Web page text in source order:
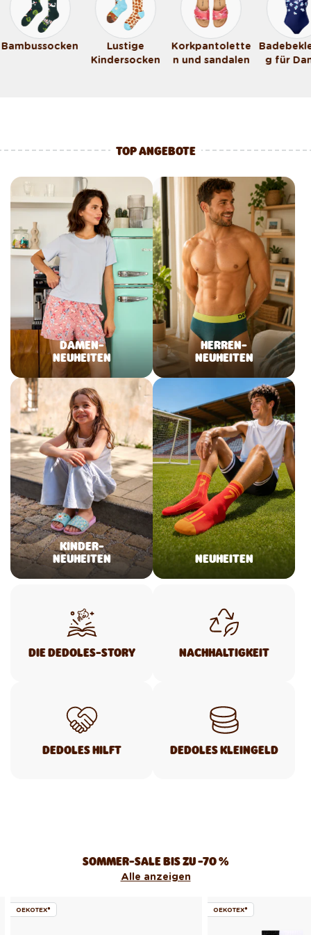
Bambussocken
Lustige
Kindersocken
Korkpantolette
n und sandalen
g für
TOP ANGEBOTE
DAMEN-
NEUHEITEN
HERREN-
NEUHEITEN
KINDER-
NEUHEITEN
NEUHEITEN
DIE DEDOLES-STORY NACHHALTIGKEIT
DEDOLES HILFT DEDOLES KLEINGELD
SOMMER-SALE BIS ZU -70 %
Alle anzeigen
OEKOTEX® OEKOTEX®